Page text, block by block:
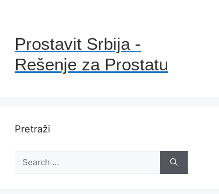
Prostavit Srbija -
Rešenje za Prostatu
Pretraži
for: